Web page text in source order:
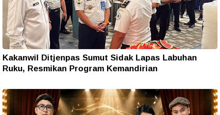
Kakanwil Ditjenpas Sumut Sidak Lapas Labuhan
Ruku, Resmikan Program Kemandirian